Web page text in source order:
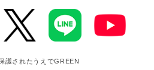
護されたうえでGREEN